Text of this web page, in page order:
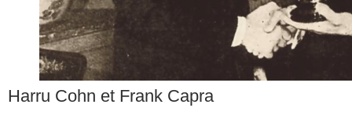
Harru Cohn et Frank Capra